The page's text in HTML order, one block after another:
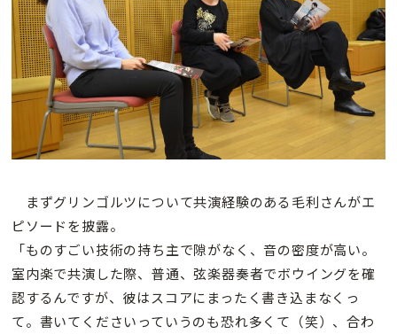
まずグリンゴルツについて共演経験のある毛利さんがエ
ピソードを披露。
「ものすごい技術の持ち主で隙がなく、音の密度が高い。
室内楽で共演した際、普通、弦楽器奏者でボウイングを確
認するんですが、彼はスコアにまったく書き込まなくっ
て。書いてくださいっていうのも恐れ多くて（笑）、合わ